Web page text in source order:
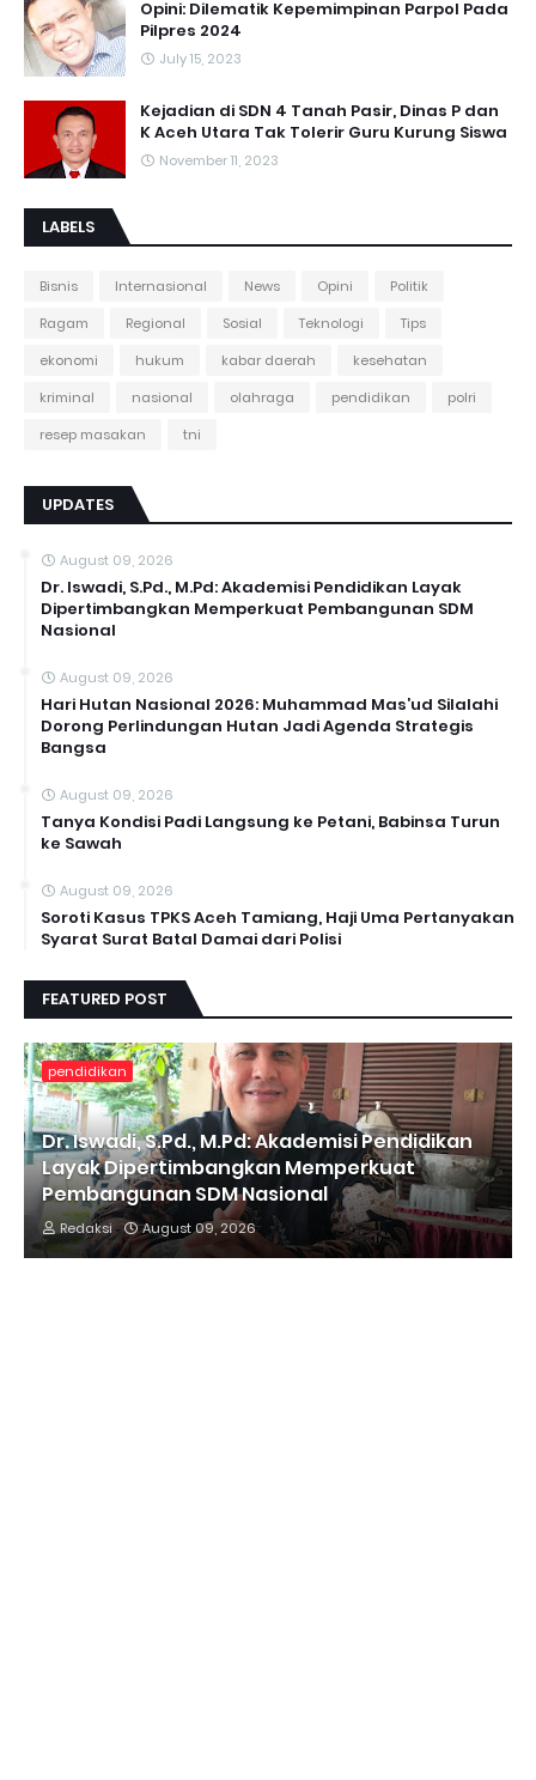
Opini: Dilematik Kepemimpinan Parpol Pada
Pilpres 2024
July 15, 2023
Kejadian di SDN 4 Tanah Pasir, Dinas P dan
K Aceh Utara Tak Tolerir Guru Kurung Siswa
November 11, 2023
LABELS
Bisnis Internasional News Opini
Politik
Ragam
Regional Sosial Teknologi
Tips
ekonomi
hukum kabar daerah
kesehatan
kriminal
nasional olahraga pendidikan
polri
resep masakan
tni
UPDATES
August 09, 2026
Dr. Iswadi, S.Pd., M.Pd: Akademisi Pendidikan Layak
Dipertimbangkan Memperkuat Pembangunan SDM
Nasional
August 09, 2026
Hari Hutan Nasional 2026: Muhammad Mas’ud Silalahi
Dorong Perlindungan Hutan Jadi Agenda Strategis
Bangsa
August 09, 2026
Tanya Kondisi Padi Langsung ke Petani, Babinsa Turun
ke Sawah
August 09, 2026
Soroti Kasus TPKS Aceh Tamiang, Haji Uma Pertanyakan
Syarat Surat Batal Damai dari Polisi
FEATURED POST
pendidikan
Dr. Iswadi, S.Pd., M.Pd: Akademisi Pendidikan
Layak Dipertimbangkan Memperkuat
Pembangunan SDM Nasional
Redaksi August 09, 2026